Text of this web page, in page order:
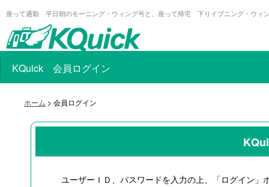
座って通勤 平日朝のモーニング・ウィング号と、座って帰宅 下りイブニング・ウィ
KQuick 会員ログイン
ホーム > 会員ログイン
ユーザーＩＤ、パスワードを入力の上、「ログイン」